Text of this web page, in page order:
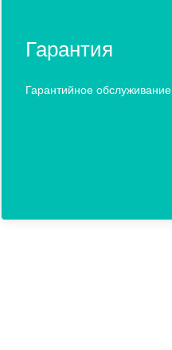
Гарантия
Гарантийное обслуживание